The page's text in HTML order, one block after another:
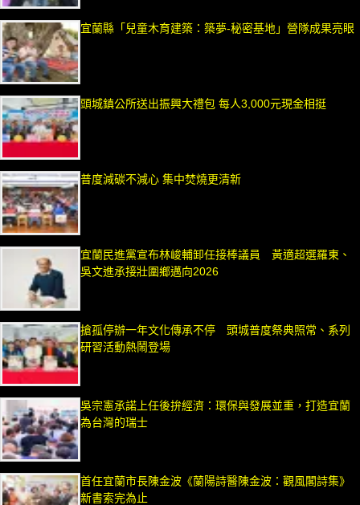
宜蘭縣「兒童木育建築：築夢-秘密基地」營隊成果亮眼
頭城鎮公所送出振興大禮包 每人3,000元現金相挺
普度減碳不減心 集中焚燒更清新
宜蘭民進黨宣布林峻輔卸任接棒議員 黃適超選羅東、
吳文進承接壯圍鄉邁向2026
搶孤停辦一年文化傳承不停 頭城普度祭典照常、系列
研習活動熱鬧登場
吳宗憲承諾上任後拚經濟：環保與發展並重，打造宜蘭
為台灣的瑞士
首任宜蘭市長陳金波《蘭陽詩醫陳金波：觀風閣詩集》
新書索完為止